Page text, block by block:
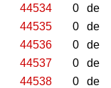
44534
0 de
44535
0 de
44536
0 de
44537
0 de
44538
0 de